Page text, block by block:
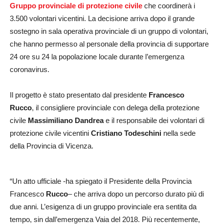
Gruppo provinciale di protezione civile che coordinerà i
3.500 volontari vicentini. La decisione arriva dopo il grande
sostegno in sala operativa provinciale di un gruppo di volontari,
che hanno permesso al personale della provincia di supportare
24 ore su 24 la popolazione locale durante l’emergenza
coronavirus.
Il progetto è stato presentato dal presidente Francesco
Rucco, il consigliere provinciale con delega della protezione
civile Massimiliano Dandreae il responsabile dei volontari di
protezione civile vicentini Cristiano Todeschini nella sede
della Provincia di Vicenza.
“Un atto ufficiale -ha spiegato il Presidente della Provincia
Francesco Rucco– che arriva dopo un percorso durato più di
due anni. L’esigenza di un gruppo provinciale era sentita da
tempo, sin dall’emergenza Vaia del 2018. Più recentemente,